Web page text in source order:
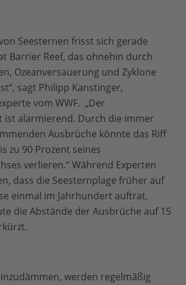
Seesternen frisst sich gerade
Barrier Reef, das ohnehin durch
Ozeanversauerung und Zyklone
sagt Philipp Kanstinger,
vom WWF. „Der
ist alarmierend. Durch die immer
Ausbrüche könnte das Riff
zu 90 Prozent seines
verlieren.“ Während Experten
dass die Seesternplage früher auf
einmal im Jahrhundert auftrat,
die Abstände der Ausbrüche auf 15
werden regelmäßig